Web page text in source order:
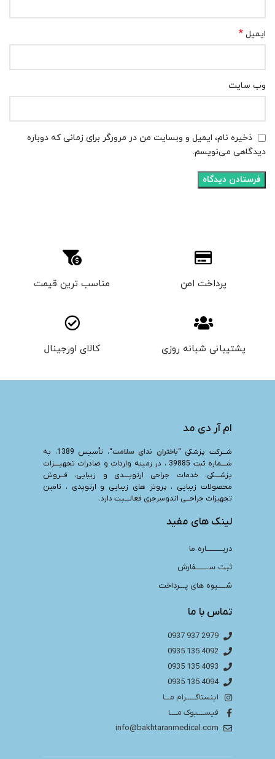
ایمیل *
وب‌ سایت
ذخیره نام، ایمیل و وبسایت من در مرورگر برای زمانی که دوباره
دیدگاهی می‌نویسم.
پرداخت امن مناسب ترین قیمت
پشتیبانی شبانه روزی کالای اورجینال
ام آر دی مد
شـــرکت پزشکی “باختران ندای سلامت
“، تأسیس 1389، به
شــــماره ثبت 39885 ، در زمینه واردات و صادرات تجهیــــزات
پزشــــکی، خدمات جراحی ارتوپــــدی و زیبایی، فـــروش
محصولات زیبایی ، پروتز های زیبایی و ارتوپدی ، تامین
تجهیزات جراحـــی اندوسرجری فعالــــیت دارد.
لینک های مفید
دربـــــــــاره ما
ثبت ســـــــفارش
شــــیوه های پـــرداخت
تماس با ما
2979 937 0937
4092 135 0935
4093 135 0935
4094 135 0935
اینستاگـــــرام مـــا
فیســــبوک مــــا
info@bakhtaranmedical.com